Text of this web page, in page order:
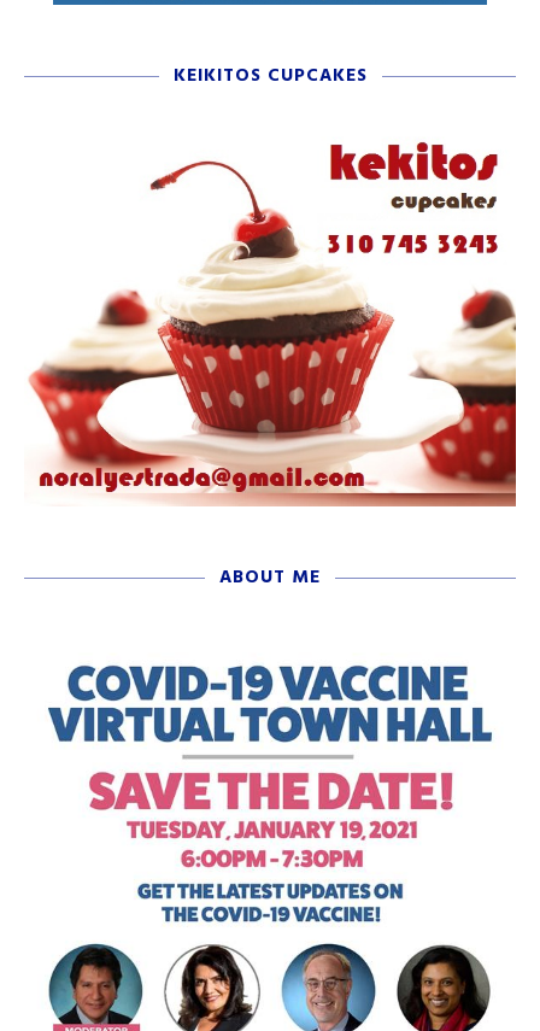
KEIKITOS CUPCAKES
ABOUT ME